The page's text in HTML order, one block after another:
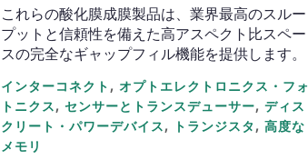
これらの酸化膜成膜製品は、業界最高のスルー
プットと信頼性を備えた高アスペクト比スペー
スの完全なギャップフィル機能を提供します。
インターコネクト , オプトエレクトロニクス・フォ
トニクス, センサーとトランスデューサー, ディス
クリート・パワーデバイス, トランジスタ , 高度な
メモリ